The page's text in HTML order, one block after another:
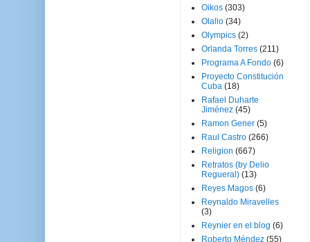
Oikos (303)
Olallo (34)
Olympics (2)
Orlanda Torres (211)
Programa A Fondo (6)
Proyecto Constitución
Cuba (18)
Rafael Duharte
Jiménez (45)
Ramon Gener (5)
Raul Castro (266)
Religion (667)
Retratos (by Delio
Regueral) (13)
Reyes Magos (6)
Reynaldo Miravelles
(3)
Reynier en el blog (6)
Roberto Méndez (55)